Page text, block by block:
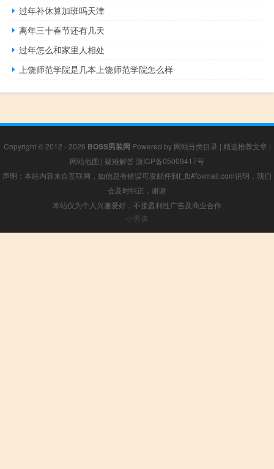
过年补休算加班吗天津
离年三十春节还有几天
过年怎么和家里人相处
上饶师范学院是几本上饶师范学院怎么样
Copyright © 2012 - 2026 BOSS男装网 Powered by 网站分类目录 | 精选推荐文章 |
网站地图 | 疑难解答 浙ICP备05009417号
声明：本站内容来自互联网，如信息有错误可发邮件到f_fb#foxmail.com说明，我们
会及时纠正，谢谢
本站仅为个人兴趣爱好，不接盈利性广告及商业合作
小男孩